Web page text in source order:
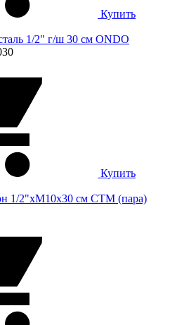
Купить
1/2" г/ш 30 cм ONDO
Купить
1/2"xM10x30 см CTM (пара)